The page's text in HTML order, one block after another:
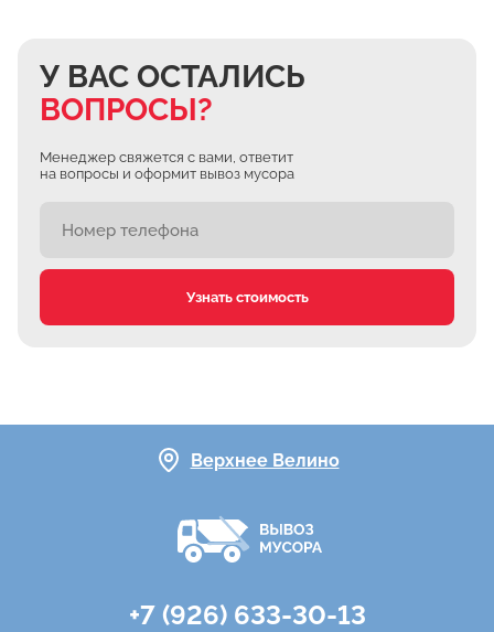
У ВАС ОСТАЛИСЬ
ВОПРОСЫ?
Менеджер свяжется с вами, ответит
на вопросы и оформит вывоз мусора
Узнать стоимость
Верхнее Велино
+7 (926) 633-30-13